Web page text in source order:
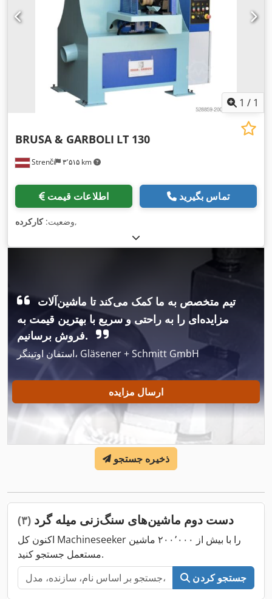
1 / 1
Strenči ۳٬۵۱۵ km
BRUSA & GARBOLI LT 130
اطلاعات قیمت تماس بگیرید
وضعیت:کارکرده ,
تیم متخصص به ما کمک می‌کند تا ماشین‌آلات
مزایده‌ای را به راحتی و سریع با بهترین قیمت به
فروش برسانیم.
استفان اوتینگر، Gläsener + Schmitt GmbH
ارسال مزایده
ذخیره جستجو
دست دوم ماشین‌های سنگ‌زنی میله گرد (۳)
اکنون کل Machineseeker را با بیش از ۲۰۰٬۰۰۰ ماشین
مستعمل جستجو کنید.
جستجو کردن